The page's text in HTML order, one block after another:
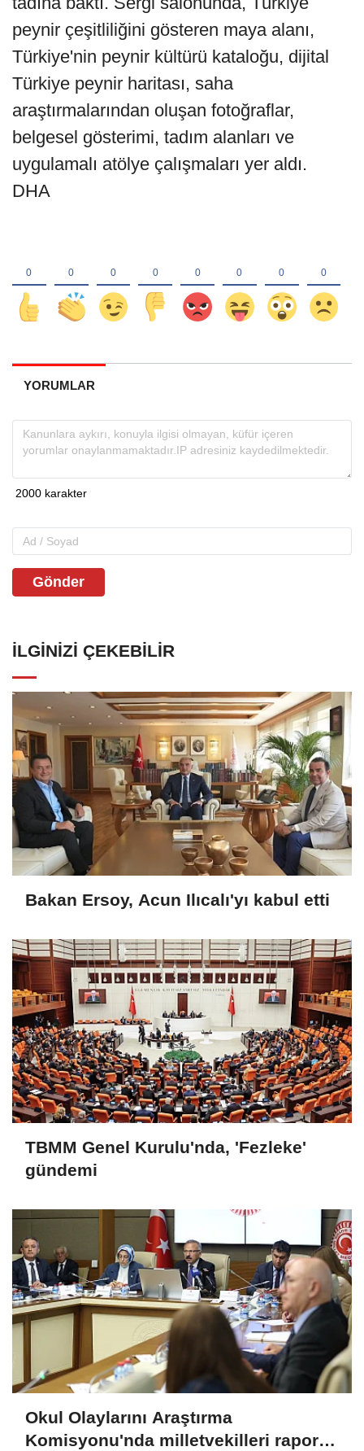
peynir çeşitliliğini gösteren maya alanı,
Türkiye'nin peynir kültürü kataloğu, dijital
Türkiye peynir haritası, saha
araştırmalarından oluşan fotoğraflar,
belgesel gösterimi, tadım alanları ve
uygulamalı atölye çalışmaları yer aldı.
DHA
YORUMLAR
Gönder
İLGINIZI ÇEKEBILIR
Bakan Ersoy, Acun Ilıcalı'yı kabul etti
TBMM Genel Kurulu'nda, 'Fezleke'
gündemi
Okul Olaylarını Araştırma
Komisyonu'nda milletvekilleri rapora